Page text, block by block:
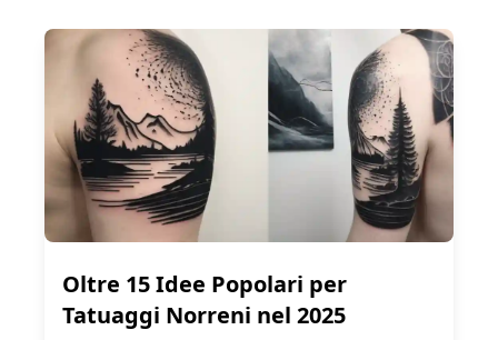
Oltre 15 Idee Popolari per
Tatuaggi Norreni nel 2025